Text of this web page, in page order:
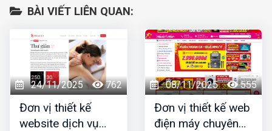
BÀI VIẾT LIÊN QUAN:
24/11/2025 762
Đơn vị thiết kế
website dịch vụ
08/11/2025 555
Đơn vị thiết kế web
điện máy chuyên